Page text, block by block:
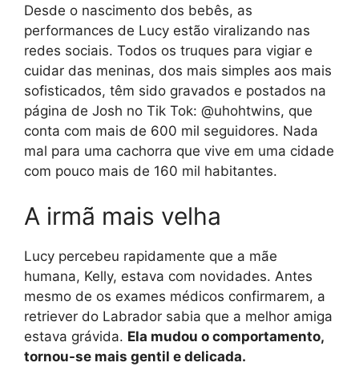
Desde o nascimento dos bebês, as
performances de Lucy estão viralizando nas
redes sociais. Todos os truques para vigiar e
cuidar das meninas, dos mais simples aos mais
sofisticados, têm sido gravados e postados na
página de Josh no Tik Tok: @uhohtwins, que
conta com mais de 600 mil seguidores. Nada
mal para uma cachorra que vive em uma cidade
com pouco mais de 160 mil habitantes.
A irmã mais velha
Lucy percebeu rapidamente que a mãe
humana, Kelly, estava com novidades. Antes
mesmo de os exames médicos confirmarem, a
retriever do Labrador sabia que a melhor amiga
estava grávida. Ela mudou o comportamento,
tornou-se mais gentil e delicada.